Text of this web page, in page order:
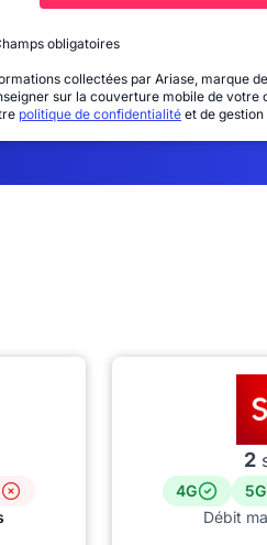
obligatoires
collectées par Ariase, marque
sur la couverture mobile de votre
politique de confidentialité et de
2
4G 5G
Débit